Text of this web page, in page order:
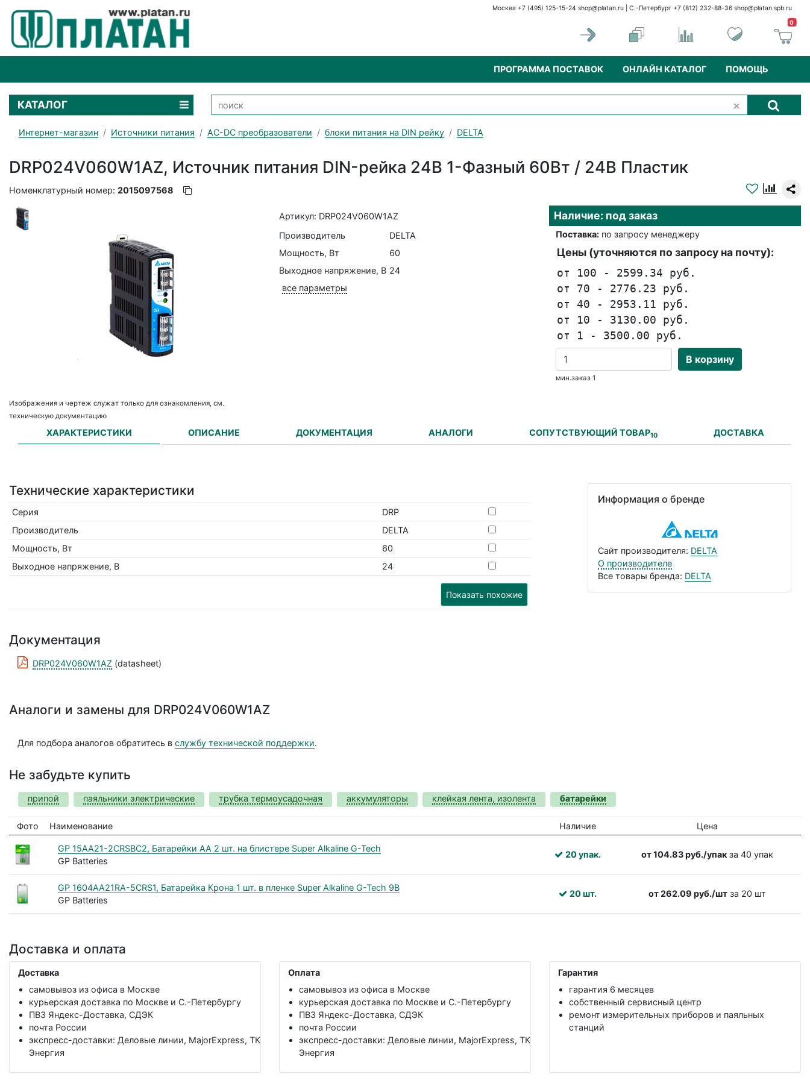
Москва +7 (495) 125-15-24 shop@platan.ru | С.-Петербург +7 (812) 232-88-36 shop@platan.spb.ru
0
ПРОГРАММА ПОСТАВОК ОНЛАЙН КАТАЛОГ ПОМОЩЬ
КАТАЛОГ
Интернет-магазин Источники питания AC-DC преобразователи блоки питания на DIN рейку DELTA
DRP024V060W1AZ, Источник питания DIN-рейка 24В 1-Фазный 60Вт / 24В Пластик
Номенклатурный номер: 2015097568
Изображения и чертеж служат только для ознакомления, см.
техническую документацию
Артикул: DRP024V060W1AZ
Производитель
DELTA
Мощность, Вт
60
Выходное напряжение, В 24
все параметры
Наличие: под заказ
Поставка:по запросу менеджеру
Цены (уточняются по запросу на почту):
от 100 - 2599.34 руб.
от 70 - 2776.23 руб.
от 40 - 2953.11 руб.
от 10 - 3130.00 руб.
от 1 - 3500.00 руб.
В корзину
мин.заказ 1
ХАРАКТЕРИСТИКИ ОПИСАНИЕ ДОКУМЕНТАЦИЯ АНАЛОГИ СОПУТСТВУЮЩИЙ ТОВАР10 ДОСТАВКА
Технические характеристики
Серия
DRP
Производитель
DELTA
Мощность, Вт
60
Выходное напряжение, В
24
Показать похожие
Информация о бренде
Сайт производителя: DELTA
О производителе
Все товары бренда: DELTA
Документация
DRP024V060W1AZ (datasheet)
Аналоги и замены для DRP024V060W1AZ
Для подбора аналогов обратитесь вслужбу технической поддержки.
Не забудьте купить
припой паяльники электрические трубка термоусадочная аккумуляторы клейкая лента, изолента батарейки
Фото Наименование Наличие Цена
GP 15AA21-2CRSBC2, Батарейки АА 2 шт. на блистере Super Alkaline G-Tech
GP Batteries
20 упак. от 104.83 руб./упакза 40 упак
GP 1604AA21RA-5CRS1, Батарейка Крона 1 шт. в пленке Super Alkaline G-Tech 9В
GP Batteries
20 шт. от 262.09 руб./штза 20 шт
Доставка и оплата
Доставка
самовывоз из офиса в Москве
курьерская доставка по Москве и С.-Петербургу
ПВЗ Яндекс-Доставка, СДЭК
почта России
экспресс-доставки: Деловые линии, MajorExpress, ТК
Энергия
Оплата
самовывоз из офиса в Москве
курьерская доставка по Москве и С.-Петербургу
ПВЗ Яндекс-Доставка, СДЭК
почта России
экспресс-доставки: Деловые линии, MajorExpress, ТК
Энергия
Гарантия
гарантия 6 месяцев
собственный сервисный центр
ремонт измерительных приборов и паяльных
станций